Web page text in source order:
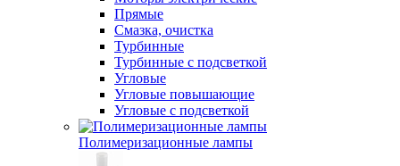
Прямые
Смазка, очистка
Турбинные
Турбинные с подсветкой
Угловые
Угловые повышающие
Угловые с подсветкой
Полимеризационные лампы